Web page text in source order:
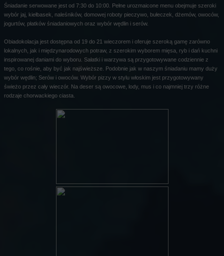
Śniadanie serwowane jest od 7:30 do 10:00. Pełne urozmaicone menu obejmuje szeroki
wybór jaj, kiełbasek, naleśników, domowej roboty pieczywo, bułeczek, dżemów, owoców,
jogurtów, płatków śniadaniowych oraz wybór wędlin i serów.
Obiadokolacja jest dostępna od 19 do 21 wieczorem i oferuje szeroką gamę zarówno
lokalnych, jak i międzynarodowych potraw, z szerokim wyborem mięsa, ryb i dań kuchni
inspirowanej daniami do wyboru. Sałatki i warzywa są przygotowywane codziennie z
tego, co rośnie, aby być jak najświeższe. Podobnie jak w naszym śniadaniu mamy duży
wybór wędlin; Serów i owoców. Wybór pizzy w stylu włoskim jest przygotowywany
świeżo przez cały wieczór. Na deser są owocowe, lody, mus i co najmniej trzy różne
rodzaje chorwackiego ciasta.